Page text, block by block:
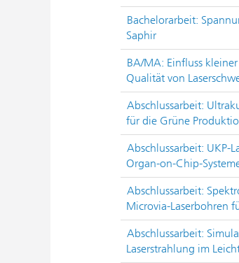
Bachelorarbeit:
Saphir
BA/MA: Einfluss
Qualität von
Abschlussarbeit:
für die Grüne
Abschlussarbeit: UKP-
Organ-on-Chip-
Abschlussarbeit:
Microvia-Laserbohren
Abschlussarbeit:
Laserstrahlung im